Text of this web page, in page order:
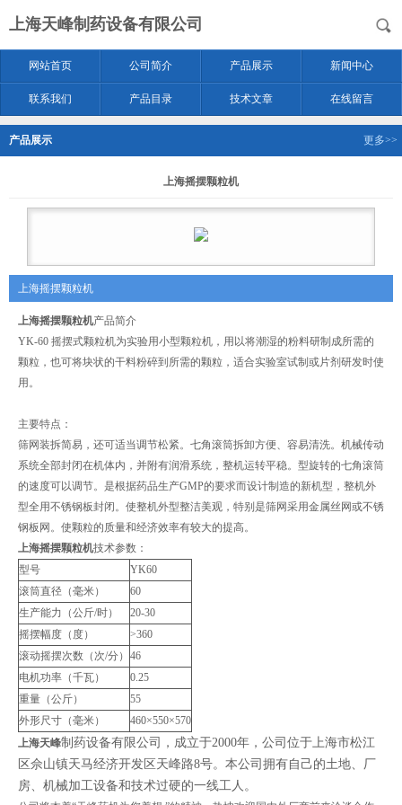
上海天峰制药设备有限公司
网站首页 公司简介 产品展示 新闻中心
联系我们 产品目录 技术文章 在线留言
产品展示 更多>>
上海摇摆颗粒机
上海摇摆颗粒机
上海摇摆颗粒机产品简介
YK-60 摇摆式颗粒机为实验用小型颗粒机，用以将潮湿的粉料研制成所需的
颗粒，也可将块状的干料粉碎到所需的颗粒，适合实验室试制或片剂研发时使
用。
主要特点：
筛网装拆简易，还可适当调节松紧。七角滚筒拆卸方便、容易清洗。机械传动
系统全部封闭在机体内，并附有润滑系统，整机运转平稳。型旋转的七角滚筒
的速度可以调节。是根据药品生产GMP的要求而设计制造的新机型，整机外
型全用不锈钢板封闭。使整机外型整洁美观，特别是筛网采用金属丝网或不锈
钢板网。使颗粒的质量和经济效率有较大的提高。
上海摇摆颗粒机技术参数：
型号
YK60
滚筒直径（毫米）
60
生产能力（公斤/时）
20-30
摇摆幅度（度）
>360
滚动摇摆次数（次/分） 46
电机功率（千瓦）
0.25
重量（公斤）
55
外形尺寸（毫米）
460×550×570
上海天峰制药设备有限公司，成立于2000年，公司位于上海市松江
区佘山镇天马经济开发区天峰路8号。本公司拥有自己的土地、厂
房、机械加工设备和技术过硬的一线工人。